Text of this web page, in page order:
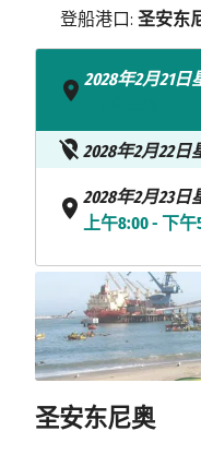
登船港口: 圣安东
2028年2月21日
2028年2月22日
2028年2月23日
上午8:00 - 下午
2028年2月24日
上午11:00 - 下
2028年2月25日
2028年2月26日
2028年2月27日
圣安东尼奥